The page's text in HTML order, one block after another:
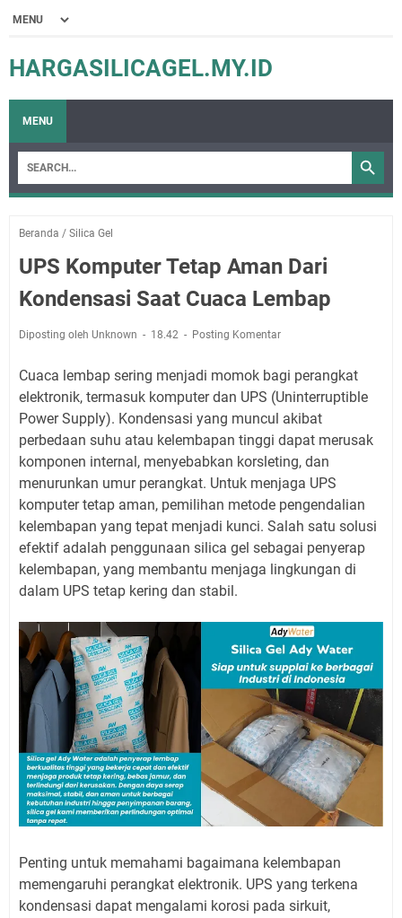
HARGASILICAGEL.MY.ID
MENU
Beranda / Silica Gel
UPS Komputer Tetap Aman Dari
Kondensasi Saat Cuaca Lembap
Diposting oleh Unknown 18.42 Posting Komentar
Cuaca lembap sering menjadi momok bagi perangkat
elektronik, termasuk komputer dan UPS (Uninterruptible
Power Supply). Kondensasi yang muncul akibat
perbedaan suhu atau kelembapan tinggi dapat merusak
komponen internal, menyebabkan korsleting, dan
menurunkan umur perangkat. Untuk menjaga UPS
komputer tetap aman, pemilihan metode pengendalian
kelembapan yang tepat menjadi kunci. Salah satu solusi
efektif adalah penggunaan silica gel sebagai penyerap
kelembapan, yang membantu menjaga lingkungan di
dalam UPS tetap kering dan stabil.
Penting untuk memahami bagaimana kelembapan
memengaruhi perangkat elektronik. UPS yang terkena
kondensasi dapat mengalami korosi pada sirkuit,